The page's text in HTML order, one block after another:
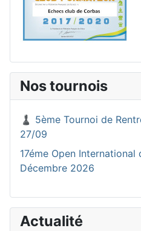
Nos tournois
♟️ 5ème Tournoi de
27/09
17éme Open
Décembre 2026
Actualité